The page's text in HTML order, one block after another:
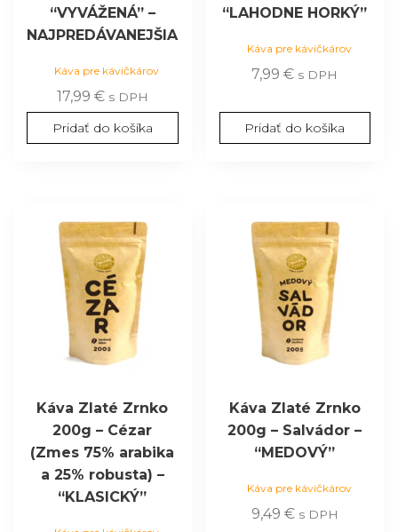
“VYVÁŽENÁ” –
NAJPREDÁVANEJŠIA
Káva pre kávičkárov
17,99 € s DPH
Pridať do košíka
“LAHODNE HORKÝ”
Káva pre kávičkárov
7,99€ s DPH
Pridať do košíka
Káva Zlaté Zrnko
200g – Cézar
(Zmes 75% arabika
a 25% robusta) –
“KLASICKÝ”
Káva Zlaté Zrnko
200g – Salvádor –
“MEDOVÝ”
Káva pre kávičkárov
9,49 € s DPH